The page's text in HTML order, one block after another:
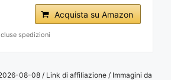
Acquista su Amazon
spedizioni
08-08 / Link di affiliazione / Immagini da